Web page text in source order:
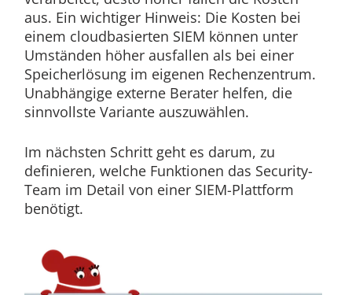
aus. Ein wichtiger Hinweis: Die Kosten bei
einem cloudbasierten SIEM können unter
Umständen höher ausfallen als bei einer
Speicherlösung im eigenen Rechenzentrum.
Unabhängige externe Berater helfen, die
sinnvollste Variante auszuwählen.
Im nächsten Schritt geht es darum, zu
definieren, welche Funktionen das Security-
Team im Detail von einer SIEM-Plattform
benötigt.